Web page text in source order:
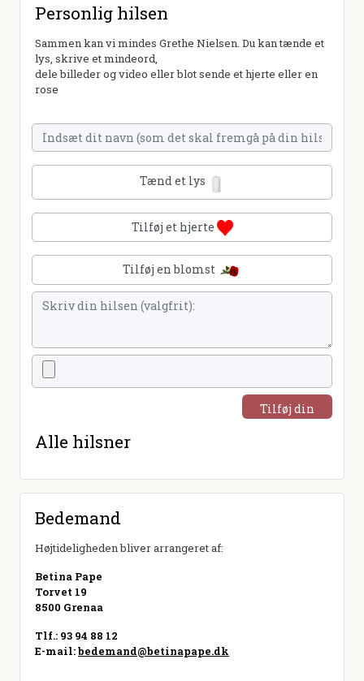
Personlig hilsen
Sammen kan vi mindes Grethe Nielsen. Du kan tænde et
lys, skrive et mindeord,
dele billeder og video eller blot sende et hjerte eller en
rose
Tænd et lys
Tilføj et hjerte
Tilføj en blomst
Tilføj din
Alle hilsner
Bedemand
Højtideligheden bliver arrangeret af:
Betina Pape
Torvet 19
8500 Grenaa
Tlf.: 93 94 88 12
E-mail:bedemand@betinapape.dk